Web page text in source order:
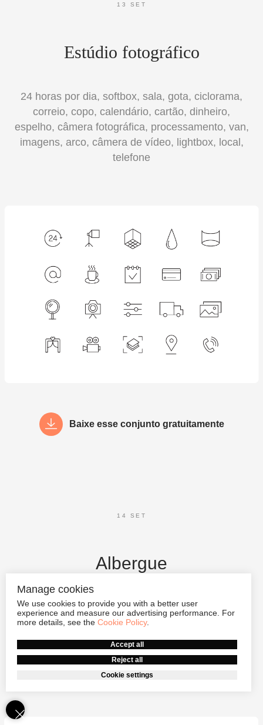
Manage cookies
We use cookies to provide you with a better user
experience and measure our advertising performance. For
more details, see the Cookie Policy.
Accept all
Reject all
Cookie settings
13 SET
Estúdio fotográfico
24 horas por dia, softbox, sala, gota, ciclorama,
correio, copo, calendário, cartão, dinheiro,
espelho, câmera fotográfica, processamento, van,
imagens, arco, câmera de vídeo, lightbox, local,
telefone
Baixe esse conjunto gratuitamente
14 SET
Albergue
Homem, casal, cama, grupo, café da manhã, 24
horas, condicionador, banho, estrelas, mapa,
máquina de lavar, estacionamento, ônibus,
sabonete, dinheiro, cofre, wi-fi, estrelas, correio,